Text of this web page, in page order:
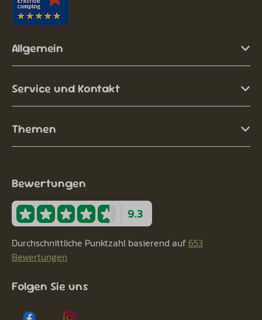
Allgemein
Service und Kontakt
Themen
Bewertungen
9.3
Durchschnittliche Punktzahl basierend auf 653
Bewertungen
Folgen Sie uns